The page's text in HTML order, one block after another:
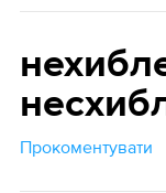
Прокоментувати